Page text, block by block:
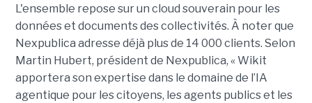
L'ensemble repose sur un cloud souverain pour les
données et documents des collectivités. À noter que
Nexpublica adresse déjà plus de 14 000 clients. Selon
Martin Hubert, président de Nexpublica, « Wikit
apportera son expertise dans le domaine de l’IA
agentique pour les citoyens, les agents publics et les